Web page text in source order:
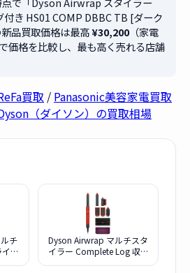
き HS01 COMP DBBC TB [ダーク
品買取価格は最高¥30,200（家電
価格を比較し、最も高く売れる店舗
買取 / Panasonic美容家電買取
（ダイソン）の買取相場
チ
ヤ
Dyson Airwrap マルチスタ
イラー Complete Log 収納